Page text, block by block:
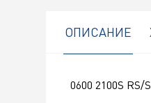
ОПИСАНИЕ
0600 2100S